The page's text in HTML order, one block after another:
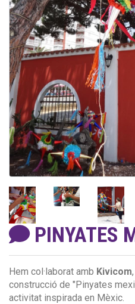
PINYATES
Hem col·laborat amb Kivicom
construcció de "Pinyates
activitat inspirada en Mèxic.